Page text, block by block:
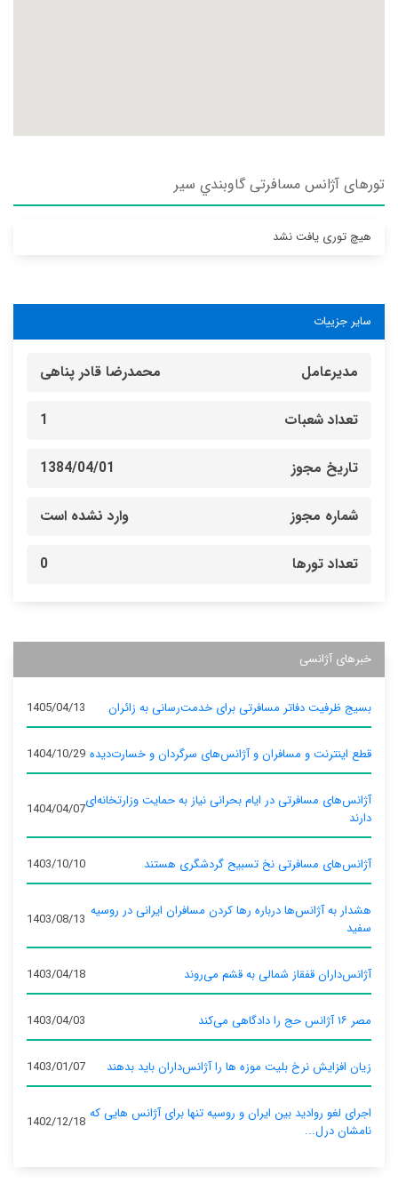
تورهای آژانس مسافرتی گاوبندي سير
هیچ توری یافت نشد
سایر جزییات
مدیرعامل محمدرضا قادر پناهی
تعداد شعبات 1
تاریخ مجوز 1384/04/01
شماره مجوز وارد نشده است
تعداد تورها 0
خبرهای آژانسی
بسیج ظرفیت دفاتر مسافرتی برای خدمت‌رسانی به زائران 1405/04/13
قطع اینترنت و مسافران و آژانس‌های سرگردان و خسارت‌دیده 1404/10/29
آژانس‌های مسافرتی در ایام بحرانی نیاز به حمایت وزارتخانه‌ای
دارند
1404/04/07
آژانس‌های مسافرتی نخ تسبیح گردشگری هستند 1403/10/10
هشدار به آژانس‌ها درباره رها کردن مسافران ایرانی در روسیه
سفید
1403/08/13
آژانس‌داران قفقاز شمالی به قشم می‌روند 1403/04/18
مصر ۱۶ آژانس حج را دادگاهی می‌کند 1403/04/03
زیان افزایش نرخ بلیت موزه ها را آژانس‌داران باید بدهند 1403/01/07
اجرای لغو روادید بین ایران و روسیه تنها برای آژانس‌ هایی که
نامشان درل...
1402/12/18